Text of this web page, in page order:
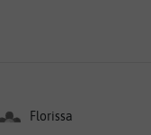
Florissa